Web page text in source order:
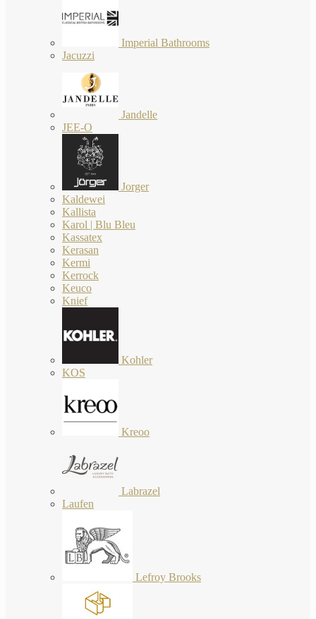
Imperial Bathrooms
Jacuzzi
Jandelle
JEE-O
Jorger
Kaldewei
Kallista
Karol | Blu Bleu
Kassatex
Kerasan
Kermi
Kerrock
Keuco
Knief
Kohler
KOS
Kreoo
Labrazel
Laufen
Lefroy Brooks